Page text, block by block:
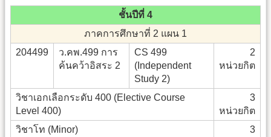
ชั้นปีที่ 4
ภาคการศึกษาที่ 2 แผน 1
204499
ว.คพ.499 การ
ค้นคว้าอิสระ 2
CS 499
(Independent
Study 2)
2
หน่วยกิต
วิชาเอกเลือกระดับ 400 (Elective Course
Level 400)
3
หน่วยกิต
วิชาโท (Minor)
3